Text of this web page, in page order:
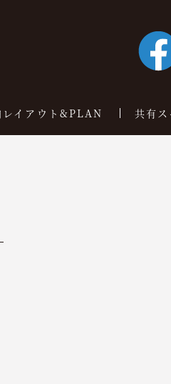
レイアウト&PLAN 共有ス